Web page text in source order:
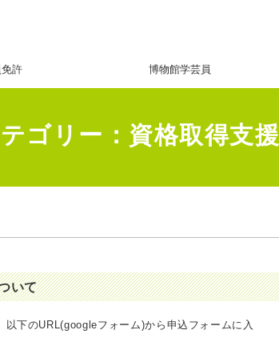
許 博物館学芸員
ゴリー：資格取得支援
いて
下のURL(googleフォーム)から申込フォームに入